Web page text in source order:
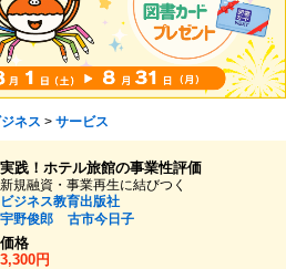
ジネス > サービス
実践！ホテル旅館の事業性評価
新規融資・事業再生に結びつく
ビジネス教育出版社
宇野俊郎
古市今日子
価格
3,300円